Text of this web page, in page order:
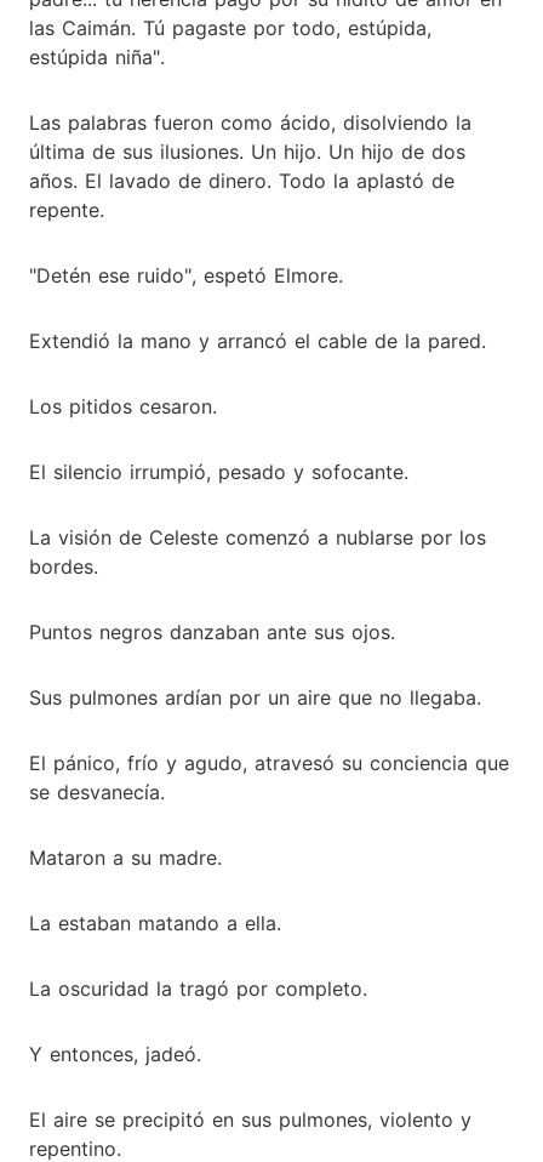
las Caimán. Tú pagaste por todo, estúpida,
estúpida niña".
Las palabras fueron como ácido, disolviendo la
última de sus ilusiones. Un hijo. Un hijo de dos
años. El lavado de dinero. Todo la aplastó de
repente.
"Detén ese ruido", espetó Elmore.
Extendió la mano y arrancó el cable de la pared.
Los pitidos cesaron.
El silencio irrumpió, pesado y sofocante.
La visión de Celeste comenzó a nublarse por los
bordes.
Puntos negros danzaban ante sus ojos.
Sus pulmones ardían por un aire que no llegaba.
El pánico, frío y agudo, atravesó su conciencia que
se desvanecía.
Mataron a su madre.
La estaban matando a ella.
La oscuridad la tragó por completo.
Y entonces, jadeó.
El aire se precipitó en sus pulmones, violento y
repentino.